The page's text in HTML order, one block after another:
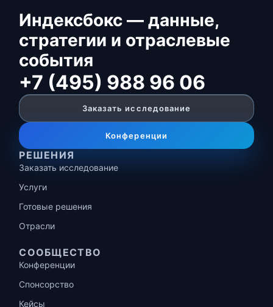
Индексбокс — данные,
стратегии и отраслевые
события
+7 (495) 988 96 06
Заказать исследование
Конференции
РЕШЕНИЯ
Заказать исследование
Услуги
Готовые решения
Отрасли
СООБЩЕСТВО
Конференции
Спонсорство
Кейсы